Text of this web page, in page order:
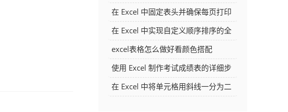
容
在 Excel 中固定表头并确保每页打印
时都显示表头的方法详解
在 Excel 中实现自定义顺序排序的全
面指南
excel表格怎么做好看颜色搭配
使用 Excel 制作考试成绩表的详细步
骤及技巧
在 Excel 中将单元格用斜线一分为二